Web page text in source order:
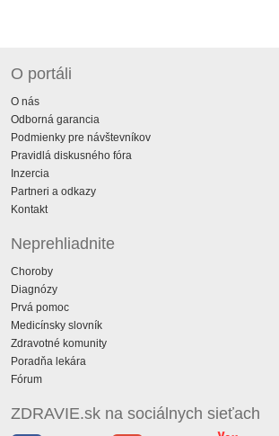
O portáli
O nás
Odborná garancia
Podmienky pre návštevníkov
Pravidlá diskusného fóra
Inzercia
Partneri a odkazy
Kontakt
Neprehliadnite
Choroby
Diagnózy
Prvá pomoc
Medicínsky slovník
Zdravotné komunity
Poradňa lekára
Fórum
ZDRAVIE.sk na sociálnych sieťach